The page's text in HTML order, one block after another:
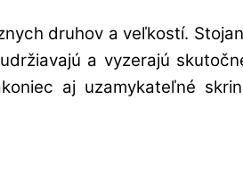
druhov a veľkostí.
a vyzerajú
aj uzamykateľné